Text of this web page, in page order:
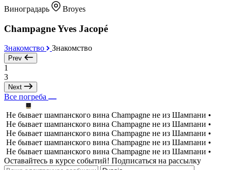
Виноградарь Broyes
Champagne Yves Jacopé
Знакомство Знакомство
Prev
1
3
Next
Все погреба
Не бывает шампанского вина Champagne не из Шампани •
Не бывает шампанского вина Champagne не из Шампани •
Не бывает шампанского вина Champagne не из Шампани •
Не бывает шампанского вина Champagne не из Шампани •
Не бывает шампанского вина Champagne не из Шампани •
Оставайтесь в курсе событий! Подписаться на рассылку